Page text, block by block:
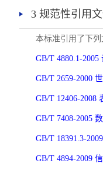
3 规范性引用
本标准引用了下
GB/T 4880.1-
GB/T 2659-2000
GB/T 12406-2008
GB/T 7408-2005
GB/T 18391.3-
GB/T 4894-2009